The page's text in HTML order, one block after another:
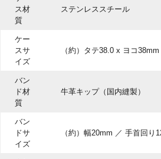
ス材
質
ステンレススチール
ケー
スサ
イズ
（約）タテ38.0 x ヨコ
バン
ド材
質
牛革キップ（国内縫製）
バン
ドサ
イズ
（約）幅20mm ／ 手首回り